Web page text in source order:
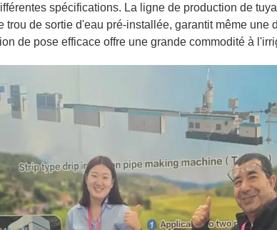
spécifications. La ligne de production de
de sortie d'eau pré-installée, garantit même une
de pose efficace offre une grande commodité à